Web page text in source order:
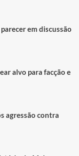
em discussão
alvo para facção e
agressão contra